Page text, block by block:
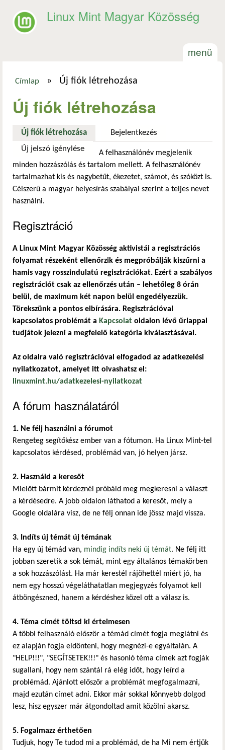
Linux Mint Magyar Közösség
menü
Jelenlegi hely
Címlap » Új fiók létrehozása
Új fiók létrehozása
Új fiók létrehozása (aktív fül)Bejelentkezés
Új jelszó igénylése
A felhasználónév megjelenik
minden hozzászólás és tartalom mellett. A felhasználónév
tartalmazhat kis és nagybetűt, ékezetet, számot, és szóközt is.
Célszerű a magyar helyesírás szabályai szerint a teljes nevet
használni.
Regisztráció
A Linux Mint Magyar Közösség aktivistái a regisztrációs
folyamat részeként ellenőrzik és megpróbálják kiszűrni a
hamis vagy rosszindulatú regisztrációkat. Ezért a szabályos
regisztrációt csak az ellenőrzés után – lehetőleg 8 órán
belül, de maximum két napon belül engedélyezzük.
Törekszünk a pontos elbírására. Regisztrációval
kapcsolatos problémát a Kapcsolat oldalon lévő űrlappal
tudjátok jelezni a megfelelő kategória kiválasztásával.
Az oldalra való regisztrációval elfogadod az adatkezelési
nyilatkozatot, amelyet itt olvashatsz el:
linuxmint.hu/adatkezelesi-nyilatkozat
A fórum használatáról
1. Ne félj használni a fórumot
Rengeteg segítőkész ember van a fótumon. Ha Linux Mint-tel
kapcsolatos kérdésed, problémád van, jó helyen jársz.
2. Használd a keresőt
Mielőtt bármit kérdeznél próbáld meg megkeresni a választ
a kérdésedre. A jobb oldalon láthatod a keresőt, mely a
Google oldalára visz, de ne félj onnan ide jössz majd vissza.
3. Indíts új témát új témának
Ha egy új témád van, mindig indíts neki új témát. Ne félj itt
jobban szeretik a sok témát, mint egy általános témakörben
a sok hozzászólást. Ha már kerestél rájöhettél miért jó, ha
nem egy hosszú végeláthatatlan megjegyzés folyamot kell
átböngészned, hanem a kérdéshez közel ott a válasz is.
4. Téma címét töltsd ki értelmesen
A többi felhasználó először a témád címét fogja meglátni és
ez alapján fogja eldönteni, hogy megnézi-e egyáltalán. A
"HELP!!!", "SEGÍTSETEK!!!" és hasonló téma címek azt fogják
sugallani, hogy nem szántál rá elég időt, hogy leírd a
problémád. Ajánlott először a problémát megfogalmazni,
majd ezután címet adni. Ekkor már sokkal könnyebb dolgod
lesz, hisz egyszer már átgondoltad amit közölni akarsz.
5. Fogalmazz érthetően
Tudjuk, hogy Te tudod mi a problémád, de ha Mi nem értjük